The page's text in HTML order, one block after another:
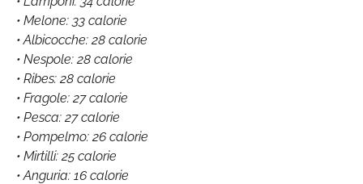
• Melone: 33 calorie
• Albicocche: 28 calorie
• Nespole: 28 calorie
• Ribes: 28 calorie
• Fragole: 27 calorie
• Pesca: 27 calorie
• Pompelmo: 26 calorie
• Mirtilli: 25 calorie
• Anguria: 16 calorie